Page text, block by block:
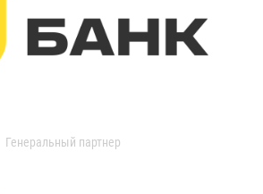
Генеральный партнер